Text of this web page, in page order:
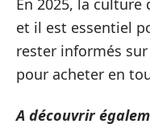
et il est essentiel
rester informés
pour acheter en
A découvrir